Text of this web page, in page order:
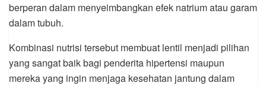
berperan dalam menyeimbangkan efek natrium atau garam
dalam tubuh.
Kombinasi nutrisi tersebut membuat lentil menjadi pilihan
yang sangat baik bagi penderita hipertensi maupun
mereka yang ingin menjaga kesehatan jantung dalam